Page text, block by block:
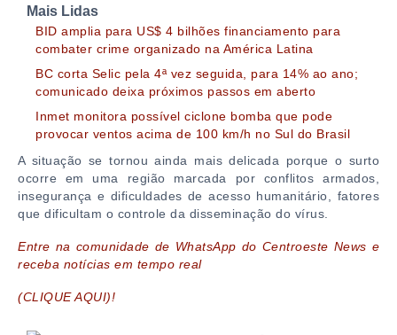
Mais Lidas
BID amplia para US$ 4 bilhões financiamento para
combater crime organizado na América Latina
BC corta Selic pela 4ª vez seguida, para 14% ao ano;
comunicado deixa próximos passos em aberto
Inmet monitora possível ciclone bomba que pode
provocar ventos acima de 100 km/h no Sul do Brasil
A situação se tornou ainda mais delicada porque o surto
ocorre em uma região marcada por conflitos armados,
insegurança e dificuldades de acesso humanitário, fatores
que dificultam o controle da disseminação do vírus.
Entre na comunidade de WhatsApp do Centroeste News e
receba notícias em tempo real
(CLIQUE AQUI)!